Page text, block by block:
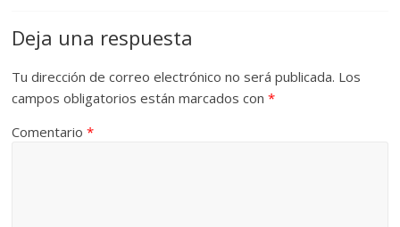
Deja una respuesta
Tu dirección de correo electrónico no será publicada. Los
campos obligatorios están marcados con*
Comentario*